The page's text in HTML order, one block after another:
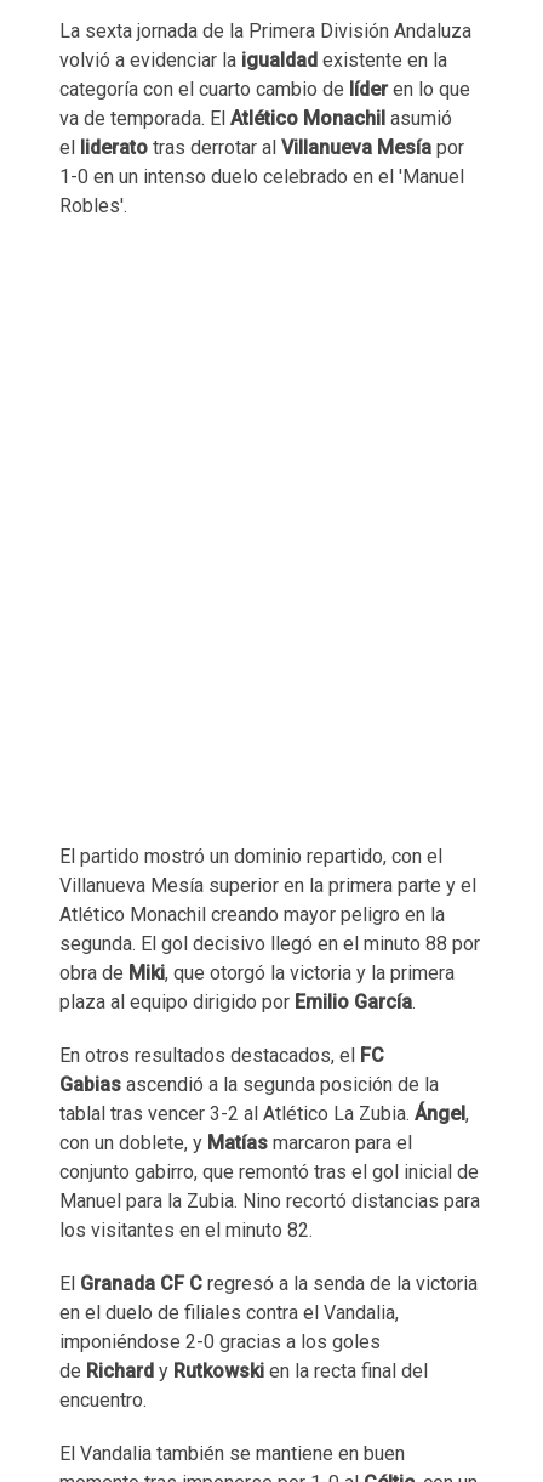
La sexta jornada de la Primera División Andaluza
volvió a evidenciar la igualdad existente en la
categoría con el cuarto cambio de líderen lo que
va de temporada. El Atlético Monachil asumió
el
liderato tras derrotar al Villanueva Mesía por
1-0 en un intenso duelo celebrado en el 'Manuel
Robles'.
El partido mostró un dominio repartido, con el
Villanueva Mesía superior en la primera parte y el
Atlético Monachil creando mayor peligro en la
segunda. El gol decisivo llegó en el minuto 88 por
obra de Miki, que otorgó la victoria y la primera
plaza al equipo dirigido por Emilio García.
En otros resultados destacados, el
FC
Gabias ascendió a la segunda posición de la
tablal tras vencer 3-2 al Atlético La Zubia. Ángel,
con un doblete, y Matías marcaron para el
conjunto gabirro, que remontó tras el gol inicial de
Manuel para la Zubia. Nino recortó distancias para
los visitantes en el minuto 82.
El Granada CF C regresó a la senda de la victoria
en el duelo de filiales contra el Vandalia,
imponiéndose 2-0 gracias a los goles
de Richard y Rutkowski en la recta final del
encuentro.
El Vandalia también se mantiene en buen